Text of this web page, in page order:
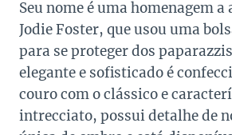
Seu nome é uma homenagem
Jodie Foster, que usou uma
para se proteger dos
elegante e sofisticado é
couro com o clássico e
intrecciato, possui detalhe de